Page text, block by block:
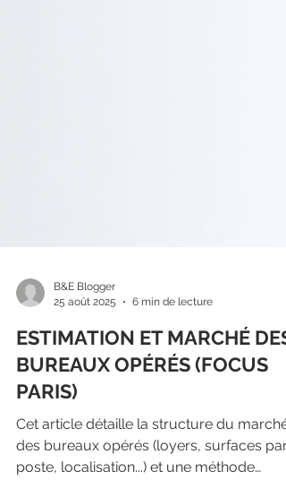
25 août 2025
6 min de lecture
ESTIMATION ET MARCHÉ DES
BUREAUX OPÉRÉS (FOCUS
PARIS)
Cet article détaille la structure du marché
des bureaux opérés (loyers, surfaces par